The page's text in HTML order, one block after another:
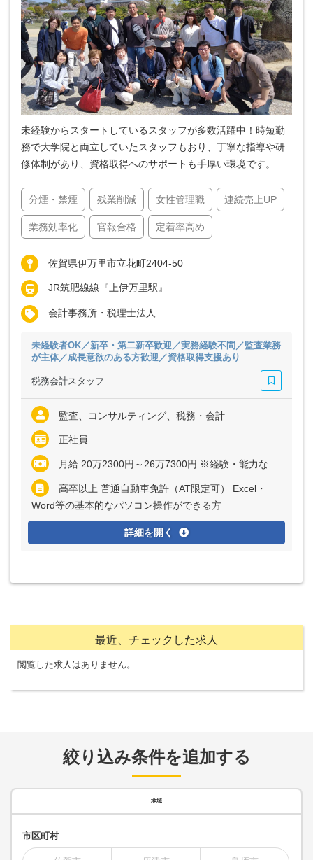
未経験からスタートしているスタッフが多数活躍中！時短勤
務で大学院と両立していたスタッフもおり、丁寧な指導や研
修体制があり、資格取得へのサポートも手厚い環境です。
分煙・禁煙 残業削減 女性管理職 連続売上UP
業務効率化 官報合格 定着率高め
佐賀県伊万里市立花町2404-50
JR筑肥線線『上伊万里駅』
会計事務所・税理士法人
未経験者OK／新卒・第二新卒歓迎／実務経験不問／監査業務
が主体／成長意欲のある方歓迎／資格取得支援あり
税務会計スタッフ
監査、コンサルティング、税務・会計
正社員
月給 20万2300円～26万7300円 ※経験・能力など考慮の上、決定いたします ※上記に固定残業代（月8時間分＝1万5000円）を含む ※超過分は別途全額支給
高卒以上 普通自動車免許（AT限定可） Excel・
Word等の基本的なパソコン操作ができる方
詳細を開く
最近、チェックした求人
閲覧した求人はありません。
絞り込み条件を追加する
地域
市区町村